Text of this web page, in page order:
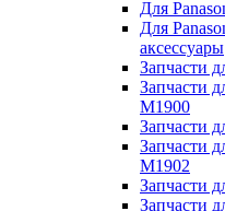
Для
Для
аксессуары
Запчасти
Запчасти
M1900
Запчасти
Запчасти
M1902
Запчасти
Запчасти